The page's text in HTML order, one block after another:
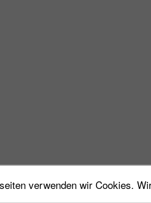
verwenden wir Cookies.